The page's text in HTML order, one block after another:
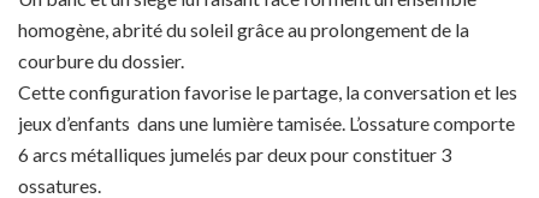
homogène, abrité du soleil grâce au prolongement de la
courbure du dossier.
Cette configuration favorise le partage, la conversation et les
jeux d’enfants dans une lumière tamisée. L’ossature comporte
6 arcs métalliques jumelés par deux pour constituer 3
ossatures.